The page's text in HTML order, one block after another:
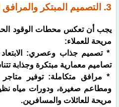
3. التصميم المبتكر والمرافق المتكاملة:
يجب أن تعكس محطات الوقود
مريحة للعملاء:
* تصميم جذاب وعصري: الابتعاد
تصاميم معمارية مبتكرة وجذابة
* مرافق متكاملة: توفير
ومطاعم صغيرة، ودورات مياه
مريحة للعائلات والمسافرين.